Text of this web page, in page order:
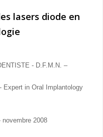
lasers diode en
- D.F.M.N. –
Expert in Oral Implantology
novembre 2008